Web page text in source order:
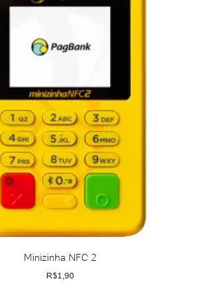
Minizinha NFC 2
R$1,90